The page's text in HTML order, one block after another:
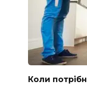
Коли